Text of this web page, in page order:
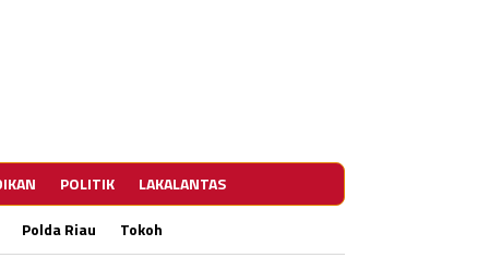
POLITIK
LAKALANTAS
Polda Riau Tokoh